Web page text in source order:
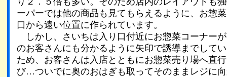
ーパーでは他の商品も見てもらえるように、お惣
口から遠い位置に作られています。
しかし、さいちは入り口付近にお惣菜コーナー
のお客さんにも分かるように矢印で誘導までして
ため、お客さんは入店とともにお惣菜売り場へ直
び…ついでに奥のおはぎも取ってそのままレジに